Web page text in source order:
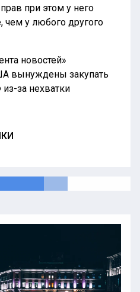
при этом у него
чем у любого другого
новостей»
вынуждены закупать
за нехватки